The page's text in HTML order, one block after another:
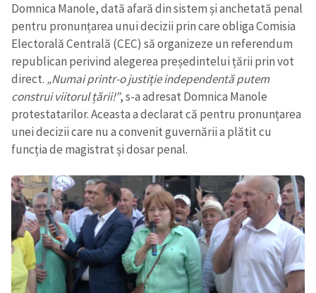
Domnica Manole, dată afară din sistem și anchetată penal
pentru pronunțarea unui decizii prin care obliga Comisia
Electorală Centrală (CEC) să organizeze un referendum
republican perivind alegerea președintelui țării prin vot
direct. „Numai printr-o justiție independentă putem
construi viitorul țării!”, s-a adresat Domnica Manole
protestatarilor. Aceasta a declarat că pentru pronunțarea
unei decizii care nu a convenit guvernării a plătit cu
funcția de magistrat și dosar penal.